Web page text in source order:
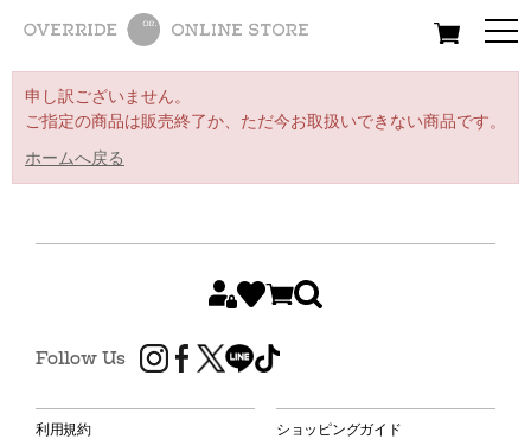
All Women Men
申し訳ございません。
ご指定の商品は販売終了か、ただ今お取扱いできない商品です。
ホームへ戻る
Follow Us
利用規約 ショッピングガイド